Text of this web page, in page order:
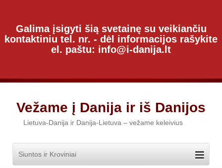
Galima įsigyti šią svetainę su veikiančiu
kontaktiniu tel. nr. - dėl informacijos rašykite
el. paštu: info@i-danija.lt
Vežame į Danija ir iš Danijos
Lietuva-Danija ir Danija-Lietuva – vežame keleivius